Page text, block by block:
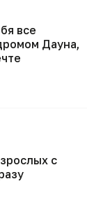
все
Дауна,
с